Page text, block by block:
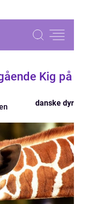
Kig på
danske dyr